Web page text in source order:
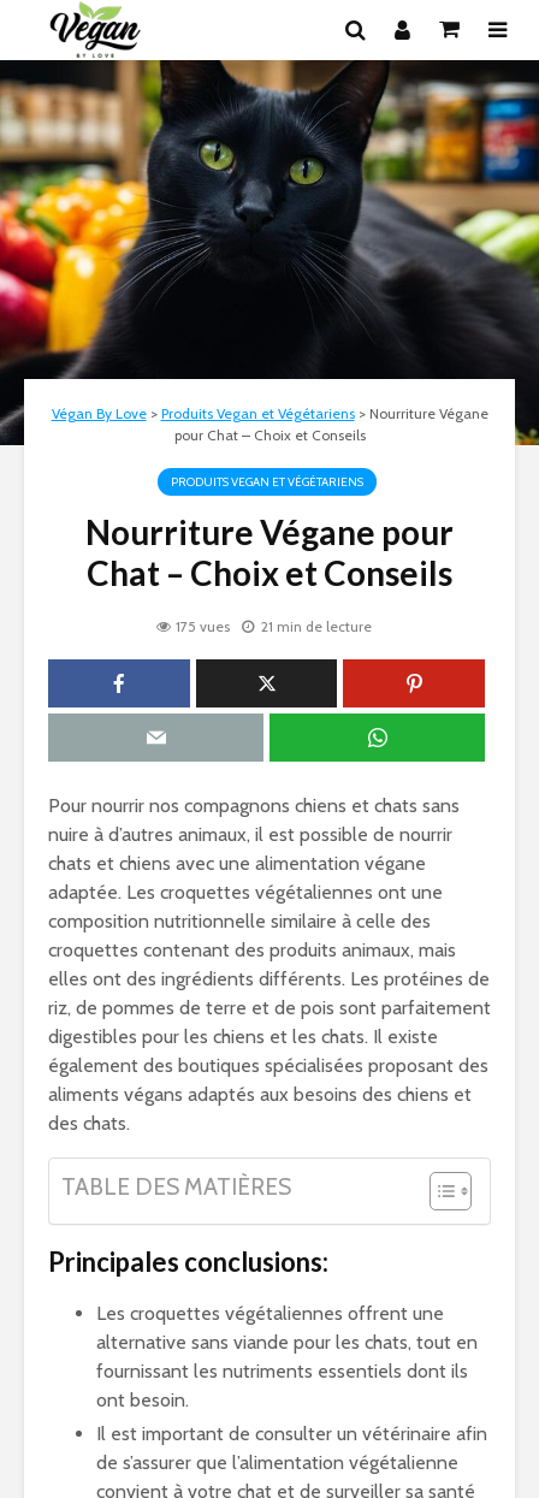
Végan By Love> Produits Vegan et Végétariens> Nourriture Végane
pour Chat – Choix et Conseils
PRODUITS VEGAN ET VÉGÉTARIENS
Nourriture Végane pour
Chat – Choix et Conseils
175 vues 21 min de lecture
Pour nourrir nos compagnons chiens et chats sans
nuire à d’autres animaux, il est possible de nourrir
chats et chiens avec une alimentation végane
adaptée. Les croquettes végétaliennes ont une
composition nutritionnelle similaire à celle des
croquettes contenant des produits animaux, mais
elles ont des ingrédients différents. Les protéines de
riz, de pommes de terre et de pois sont parfaitement
digestibles pour les chiens et les chats. Il existe
également des boutiques spécialisées proposant des
aliments végans adaptés aux besoins des chiens et
des chats.
TABLE DES MATIÈRES
Principales conclusions:
Les croquettes végétaliennes offrent une
alternative sans viande pour les chats, tout en
fournissant les nutriments essentiels dont ils
ont besoin.
Il est important de consulter un vétérinaire afin
de s’assurer que l’alimentation végétalienne
convient à votre chat et de surveiller sa santé